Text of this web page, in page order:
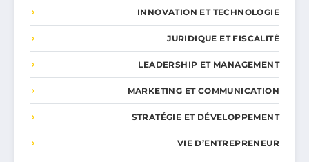
INNOVATION ET TECHNOLOGIE
JURIDIQUE ET FISCALITÉ
LEADERSHIP ET MANAGEMENT
MARKETING ET COMMUNICATION
STRATÉGIE ET DÉVELOPPEMENT
VIE D’ENTREPRENEUR